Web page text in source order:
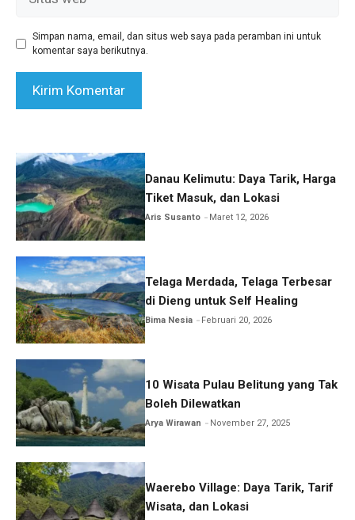
Simpan nama, email, dan situs web saya pada peramban ini untuk
komentar saya berikutnya.
Danau Kelimutu: Daya Tarik, Harga
Tiket Masuk, dan Lokasi
Aris Susanto Maret 12, 2026
Telaga Merdada, Telaga Terbesar
di Dieng untuk Self Healing
Bima Nesia Februari 20, 2026
10 Wisata Pulau Belitung yang Tak
Boleh Dilewatkan
Arya Wirawan November 27, 2025
Waerebo Village: Daya Tarik, Tarif
Wisata, dan Lokasi